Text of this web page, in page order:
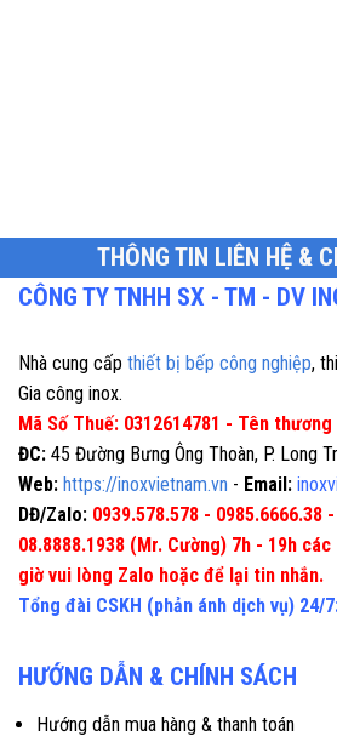
THÔNG TIN LIÊN HỆ &
CÔNG TY TNHH SX - TM - DV
Nhà cung cấp thiết bị bếp công nghiệp,
Gia công inox.
Mã Số Thuế: 0312614781 - Tên
ĐC: 45 Đường Bưng Ông Thoàn, P. Long
Web: https://inoxvietnam.vn - Email:
DĐ/Zalo: 0939.578.578 - 0985.6666.38
08.8888.1938 (Mr. Cường) 7h - 19h
giờ vui lòng Zalo hoặc để lại tin nhắn.
Tổng đài CSKH (phản ánh dịch vụ) 24/
HƯỚNG DẪN & CHÍNH SÁCH
Hướng dẫn mua hàng & thanh toán